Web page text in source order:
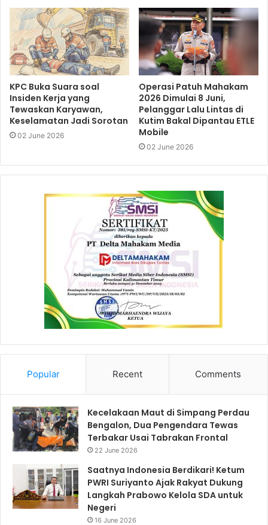
KPC Buka Suara soal
Insiden Kerja yang
Tewaskan Karyawan,
Keselamatan Jadi Sorotan
02 June 2026
Operasi Patuh Mahakam
2026 Dimulai 8 Juni,
Pelanggar Lalu Lintas di
Kutim Bakal Dipantau ETLE
Mobile
02 June 2026
Popular Recent Comments
Kecelakaan Maut di Simpang Perdau
Bengalon, Dua Pengendara Tewas
Terbakar Usai Tabrakan Frontal
22 June 2026
Saatnya Indonesia Berdikari! Ketum
PWRI Suriyanto Ajak Rakyat Dukung
Langkah Prabowo Kelola SDA untuk
Negeri
16 June 2026